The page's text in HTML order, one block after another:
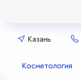
Казань
Косметология